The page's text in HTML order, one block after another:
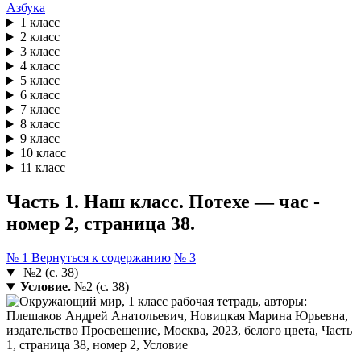
Азбука
1 класс
2 класс
3 класс
4 класс
5 класс
6 класс
7 класс
8 класс
9 класс
10 класс
11 класс
Часть 1. Наш класс. Потехе — час -
номер 2, страница 38.
№ 1 Вернуться к содержанию № 3
№2 (с. 38)
Условие.№2 (с. 38)